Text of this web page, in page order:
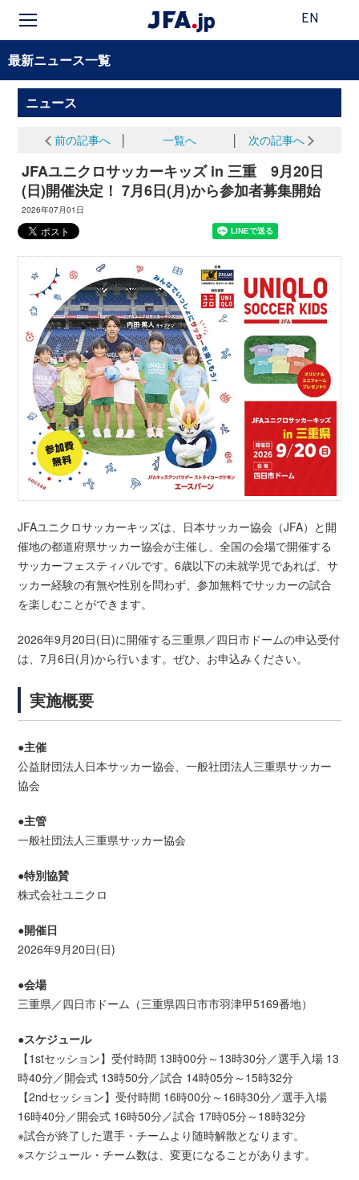
EN
最新ニュース一覧
ニュース
前の記事へ 一覧へ 次の記事へ
JFAユニクロサッカーキッズ in 三重 9月20日
(日)開催決定！ 7月6日(月)から参加者募集開始
2026年07月01日
JFAユニクロサッカーキッズは、日本サッカー協会（JFA）と開
催地の都道府県サッカー協会が主催し、全国の会場で開催する
サッカーフェスティバルです。6歳以下の未就学児であれば、サ
ッカー経験の有無や性別を問わず、参加無料でサッカーの試合
を楽しむことができます。
2026年9月20日(日)に開催する三重県／四日市ドームの申込受付
は、7月6日(月)から行います。ぜひ、お申込みください。
実施概要
●主催
公益財団法人日本サッカー協会、一般社団法人三重県サッカー
協会
●主管
一般社団法人三重県サッカー協会
●特別協賛
株式会社ユニクロ
●開催日
2026年9月20日(日)
●会場
三重県／四日市ドーム（三重県四日市市羽津甲5169番地）
●スケジュール
【1stセッション】受付時間 13時00分～13時30分／選手入場 13
時40分／開会式 13時50分／試合 14時05分～15時32分
【2ndセッション】受付時間 16時00分～16時30分／選手入場
16時40分／開会式 16時50分／試合 17時05分～18時32分
※試合が終了した選手・チームより随時解散となります。
※スケジュール・チーム数は、変更になることがあります。